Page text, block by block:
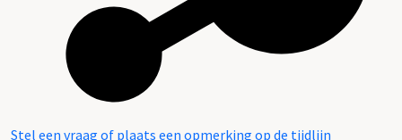
Stel een vraag of plaats een opmerking op de tijdlijn